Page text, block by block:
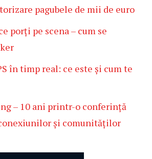
pagubele de mii de euro
porți pe scena – cum se
în timp real: ce este și cum te
– 10 ani printr-o conferință
și comunităților